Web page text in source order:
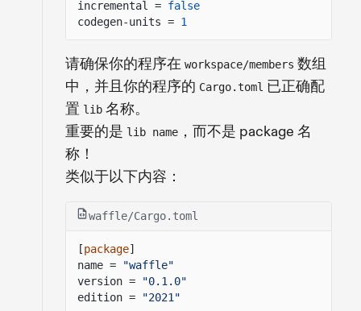
incremental = false
codegen-units = 1
请确保你的程序在 workspace/members 数组
中，并且你的程序的 Cargo.toml 已正确配
置 lib 名称。
重要的是 lib name ，而不是 package 名
称！
类似于以下内容：
waffle/Cargo.toml
[package]
name =
"waffle"
version =
"0.1.0"
edition =
"2021"